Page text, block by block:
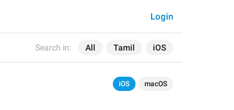
Search in: All Tamil iOS
Login
iOS macOS